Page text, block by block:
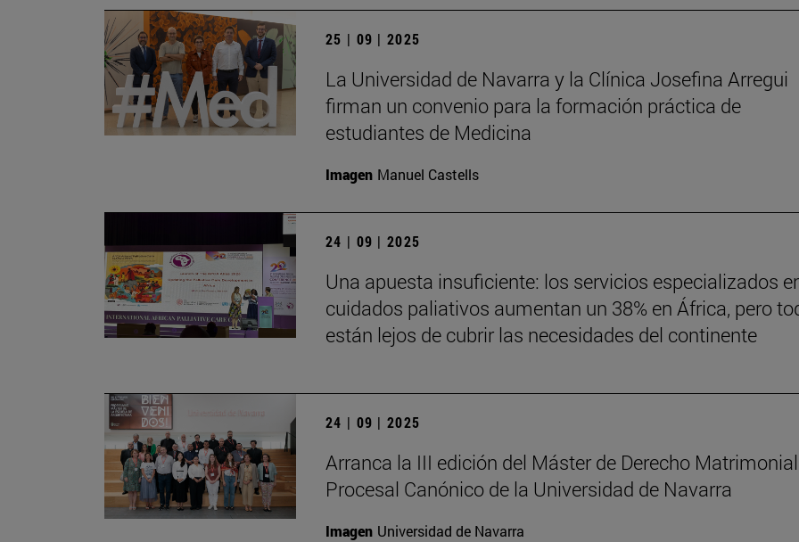
25 | 09 | 2025
La Universidad de Navarra y la Clínica Josefina Arregui
firman un convenio para la formación práctica de
estudiantes de Medicina
Imagen Manuel Castells
24 | 09 | 2025
Una apuesta insuficiente: los servicios especializados
cuidados paliativos aumentan un 38% en África, pero
están lejos de cubrir las necesidades del continente
24 | 09 | 2025
Arranca la III edición del Máster de Derecho
Procesal Canónico de la Universidad de Navarra
Imagen Universidad de Navarra